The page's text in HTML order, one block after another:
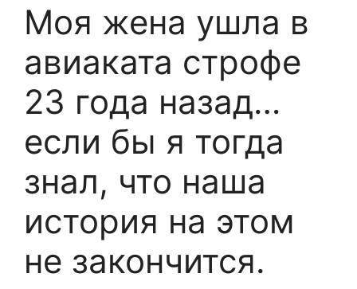
Моя жена ушла в
авиаката строфе
23 года назад…
если бы я тогда
знал, что наша
история на этом
не закончится.